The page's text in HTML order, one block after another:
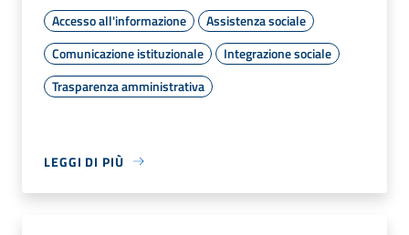
Accesso all'informazione
Assistenza sociale
Comunicazione istituzionale
Integrazione sociale
Trasparenza amministrativa
LEGGI DI PIÙ